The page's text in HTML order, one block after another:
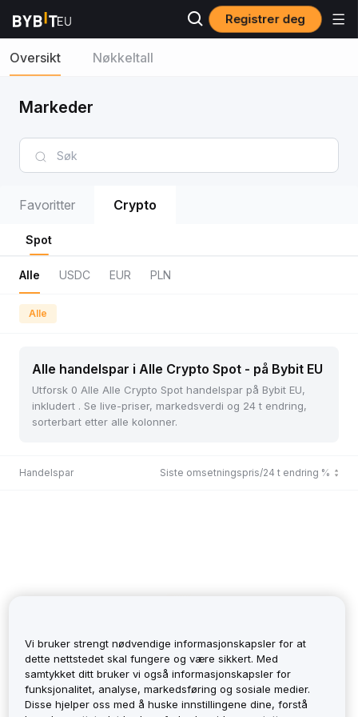
Registrer deg
Oversikt Nøkkeltall
Markeder
Favoritter Crypto
Spot
Alle USDC EUR PLN
Alle
Alle handelspar i Alle Crypto Spot - på Bybit EU
Utforsk 0 Alle Alle Crypto Spot handelspar på Bybit EU,
inkludert . Se live-priser, markedsverdi og 24 t endring,
sorterbart etter alle kolonner.
Handelspar Siste omsetningspris/24 t endring %
No Records
Vi bruker strengt nødvendige informasjonskapsler for at
dette nettstedet skal fungere og være sikkert. Med
samtykket ditt bruker vi også informasjonskapsler for
funksjonalitet, analyse, markedsføring og sosiale medier.
Disse hjelper oss med å huske innstillingene dine, forstå